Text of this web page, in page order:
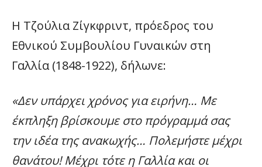
Η Τζούλια Ζίγκφριντ, πρόεδρος του
Εθνικού Συμβουλίου Γυναικών στη
Γαλλία (1848-1922), δήλωνε:
«Δεν υπάρχει χρόνος για ειρήνη… Με
έκπληξη βρίσκουμε στο πρόγραμμά σας
την ιδέα της ανακωχής… Πολεμήστε μέχρι
θανάτου! Μέχρι τότε η Γαλλία και οι